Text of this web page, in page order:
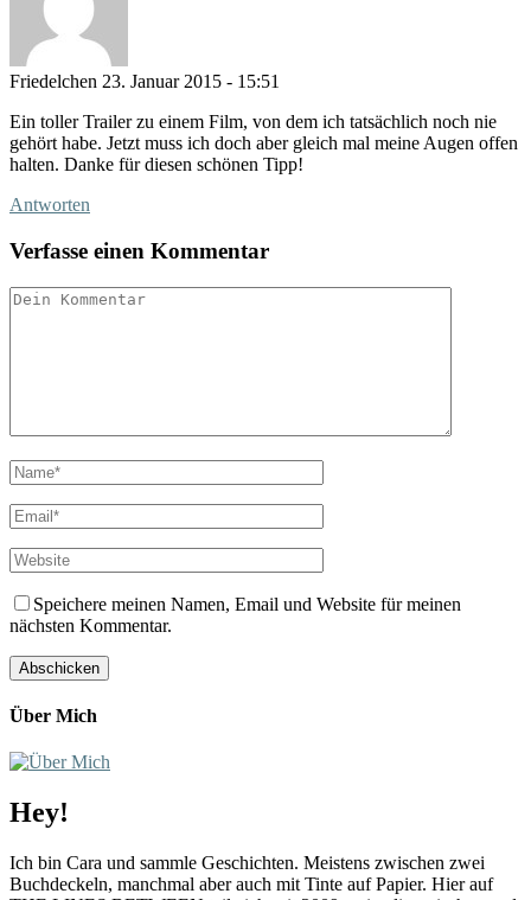
Friedelchen 23. Januar 2015 - 15:51
Ein toller Trailer zu einem Film, von dem ich tatsächlich noch nie
gehört habe. Jetzt muss ich doch aber gleich mal meine Augen offen
halten. Danke für diesen schönen Tipp!
Antworten
Verfasse einen Kommentar
Speichere meinen Namen, Email und Website für meinen
nächsten Kommentar.
Über Mich
Hey!
Ich bin Cara und sammle Geschichten. Meistens zwischen zwei
Buchdeckeln, manchmal aber auch mit Tinte auf Papier. Hier auf